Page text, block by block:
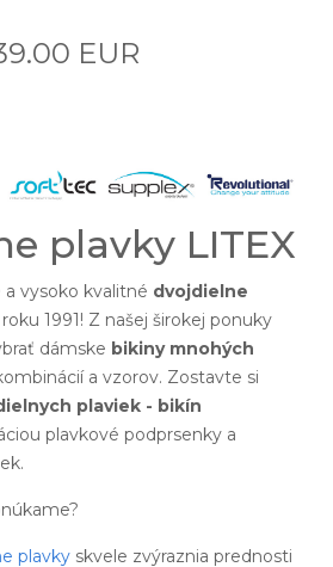
EUR
plavky LITEX
vysoko kvalitné dvojdielne
1991! Z našej širokej ponuky
dámske bikiny mnohých
a vzorov. Zostavte si
plaviek - bikín
plavkové podprsenky a
plavky skvele zvýraznia prednosti